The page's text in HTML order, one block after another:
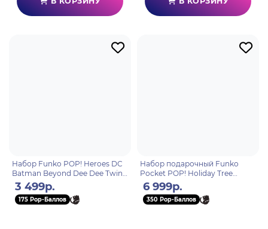
Набор Funko POP! Heroes DC
Batman Beyond Dee Dee Twins
2шт 93396
3 499р.
175 Pop-Баллов
Набор подарочный Funko
Pocket POP! Holiday Tree
Disney TNBC
Jack/Zero/Sally/Sandy (Exc) 4PK
73911
6 999р.
350 Pop-Баллов